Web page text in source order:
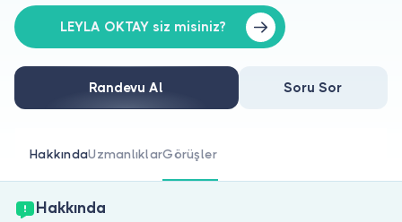
Doktorlar için
Doktor musunuz?
LEYLA OKTAY siz misiniz?
Randevu Al Soru Sor
HakkındaUzmanlıklarGörüşler
Hakkında